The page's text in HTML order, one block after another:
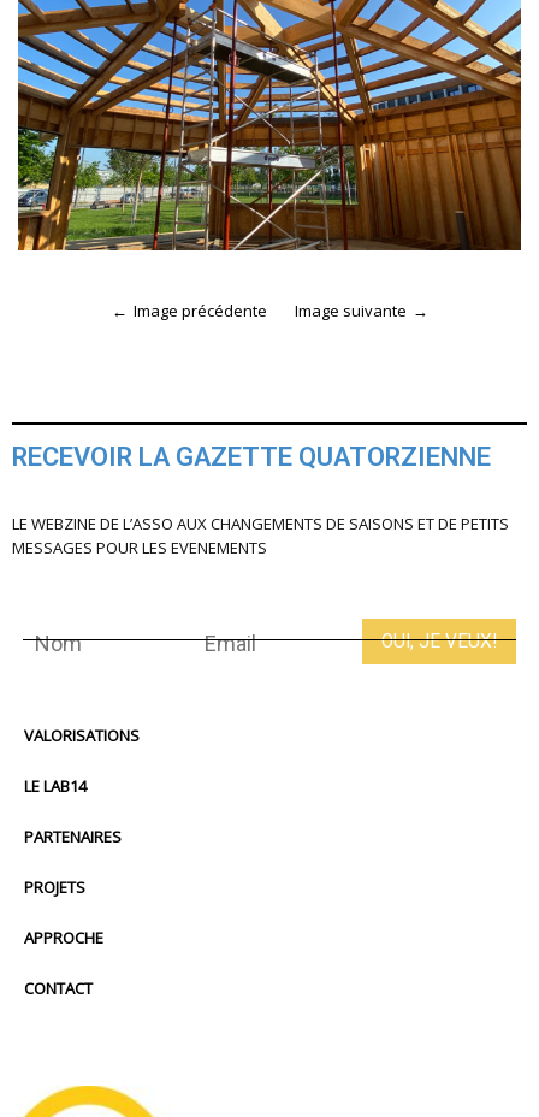
Image précédente Image suivante
RECEVOIR LA GAZETTE QUATORZIENNE
LE WEBZINE DE L’ASSO AUX CHANGEMENTS DE SAISONS ET DE PETITS
MESSAGES POUR LES EVENEMENTS
VALORISATIONS
LE LAB14
PARTENAIRES
PROJETS
APPROCHE
CONTACT